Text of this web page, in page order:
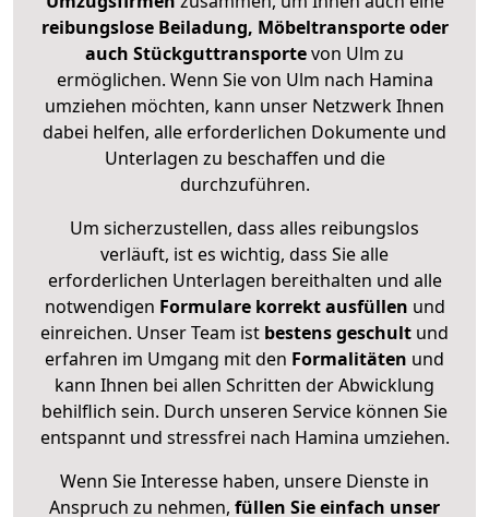
reibungslose Beiladung, Möbeltransporte oder
auch Stückguttransportevon Ulm zu
ermöglichen. Wenn Sie von Ulm nach Hamina
umziehen möchten, kann unser Netzwerk Ihnen
dabei helfen, alle erforderlichen Dokumente und
Unterlagen zu beschaffen und die
durchzuführen.
Um sicherzustellen, dass alles reibungslos
verläuft, ist es wichtig, dass Sie alle
erforderlichen Unterlagen bereithalten und alle
notwendigen Formulare korrekt ausfüllen und
einreichen. Unser Team ist bestens geschult und
erfahren im Umgang mit den Formalitäten und
kann Ihnen bei allen Schritten der Abwicklung
behilflich sein. Durch unseren Service können Sie
entspannt und stressfrei nach Hamina umziehen.
Wenn Sie Interesse haben, unsere Dienste in
Anspruch zu nehmen, füllen Sie einfach unser